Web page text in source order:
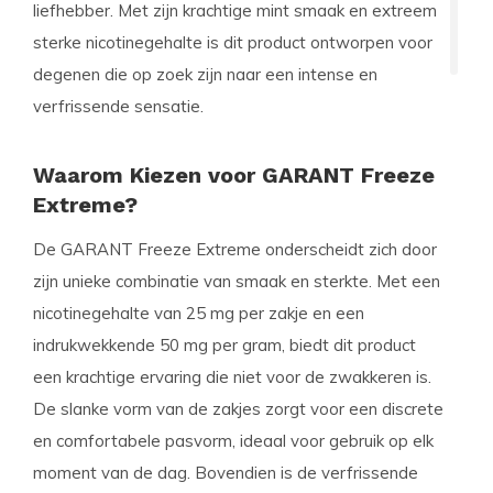
liefhebber. Met zijn krachtige mint smaak en extreem
sterke nicotinegehalte is dit product ontworpen voor
degenen die op zoek zijn naar een intense en
verfrissende sensatie.
Waarom Kiezen voor GARANT Freeze
Extreme?
De GARANT Freeze Extreme onderscheidt zich door
zijn unieke combinatie van smaak en sterkte. Met een
nicotinegehalte van 25 mg per zakje en een
indrukwekkende 50 mg per gram, biedt dit product
een krachtige ervaring die niet voor de zwakkeren is.
De slanke vorm van de zakjes zorgt voor een discrete
en comfortabele pasvorm, ideaal voor gebruik op elk
moment van de dag. Bovendien is de verfrissende